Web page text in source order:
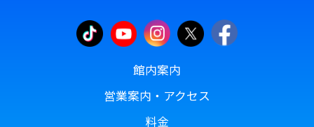
館内案内
営業案内・アクセス
料金